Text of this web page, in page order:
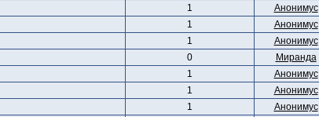
1 Анонимус
1 Анонимус
1 Анонимус
0 Миранда
1 Анонимус
1 Анонимус
1 Анонимус